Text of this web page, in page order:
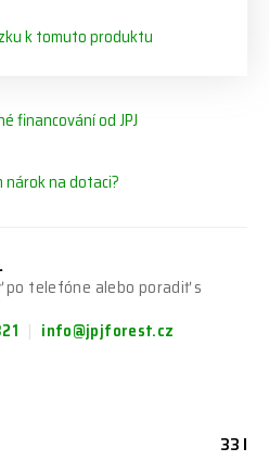
k tomuto produktu
financování od JPJ
nárok na dotaci?
po telefóne alebo poradiť s
info@jpjforest.cz
33 l